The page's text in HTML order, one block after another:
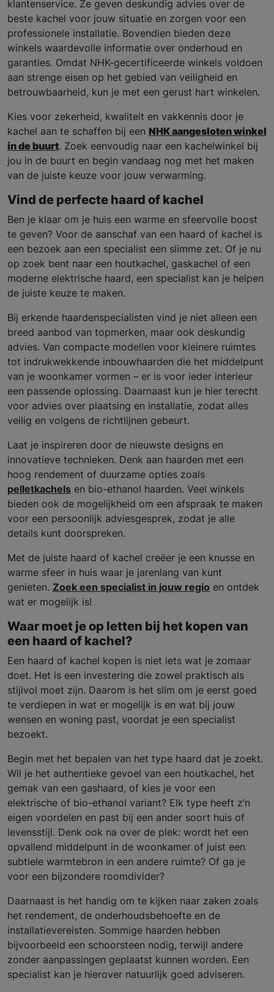
klantenservice. Ze geven deskundig advies over de
beste kachel voor jouw situatie en zorgen voor een
professionele installatie. Bovendien bieden deze
winkels waardevolle informatie over onderhoud en
garanties. Omdat NHK-gecertificeerde winkels voldoen
aan strenge eisen op het gebied van veiligheid en
betrouwbaarheid, kun je met een gerust hart winkelen.
Kies voor zekerheid, kwaliteit en vakkennis door je
kachel aan te schaffen bij een NHK aangesloten winkel
in de buurt. Zoek eenvoudig naar een kachelwinkel bij
jou in de buurt en begin vandaag nog met het maken
van de juiste keuze voor jouw verwarming.
Vind de perfecte haard of kachel
Ben je klaar om je huis een warme en sfeervolle boost
te geven? Voor de aanschaf van een haard of kachel is
een bezoek aan een specialist een slimme zet. Of je nu
op zoek bent naar een houtkachel, gaskachel of een
moderne elektrische haard, een specialist kan je helpen
de juiste keuze te maken.
Bij erkende haardenspecialisten vind je niet alleen een
breed aanbod van topmerken, maar ook deskundig
advies. Van compacte modellen voor kleinere ruimtes
tot indrukwekkende inbouwhaarden die het middelpunt
van je woonkamer vormen – er is voor ieder interieur
een passende oplossing. Daarnaast kun je hier terecht
voor advies over plaatsing en installatie, zodat alles
veilig en volgens de richtlijnen gebeurt.
Laat je inspireren door de nieuwste designs en
innovatieve technieken. Denk aan haarden met een
hoog rendement of duurzame opties zoals
pelletkachels en bio-ethanol haarden. Veel winkels
bieden ook de mogelijkheid om een afspraak te maken
voor een persoonlijk adviesgesprek, zodat je alle
details kunt doorspreken.
Met de juiste haard of kachel creëer je een knusse en
warme sfeer in huis waar je jarenlang van kunt
genieten. Zoek een specialist in jouw regio en ontdek
wat er mogelijk is!
Waar moet je op letten bij het kopen van
een haard of kachel?
Een haard of kachel kopen is niet iets wat je zomaar
doet. Het is een investering die zowel praktisch als
stijlvol moet zijn. Daarom is het slim om je eerst goed
te verdiepen in wat er mogelijk is en wat bij jouw
wensen en woning past, voordat je een specialist
bezoekt.
Begin met het bepalen van het type haard dat je zoekt.
Wil je het authentieke gevoel van een houtkachel, het
gemak van een gashaard, of kies je voor een
elektrische of bio-ethanol variant? Elk type heeft z’n
eigen voordelen en past bij een ander soort huis of
levensstijl. Denk ook na over de plek: wordt het een
opvallend middelpunt in de woonkamer of juist een
subtiele warmtebron in een andere ruimte? Of ga je
voor een bijzondere roomdivider?
Daarnaast is het handig om te kijken naar zaken zoals
het rendement, de onderhoudsbehoefte en de
installatievereisten. Sommige haarden hebben
bijvoorbeeld een schoorsteen nodig, terwijl andere
zonder aanpassingen geplaatst kunnen worden. Een
specialist kan je hierover natuurlijk goed adviseren.